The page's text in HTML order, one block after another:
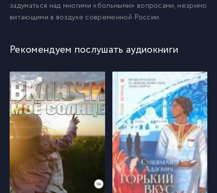
14 014
15 015
16 016
17 017
18 018
задуматься над многими «больными» вопросами, незримо
витающими в воздухе современной России.
Рекомендуем послушать аудиокниги